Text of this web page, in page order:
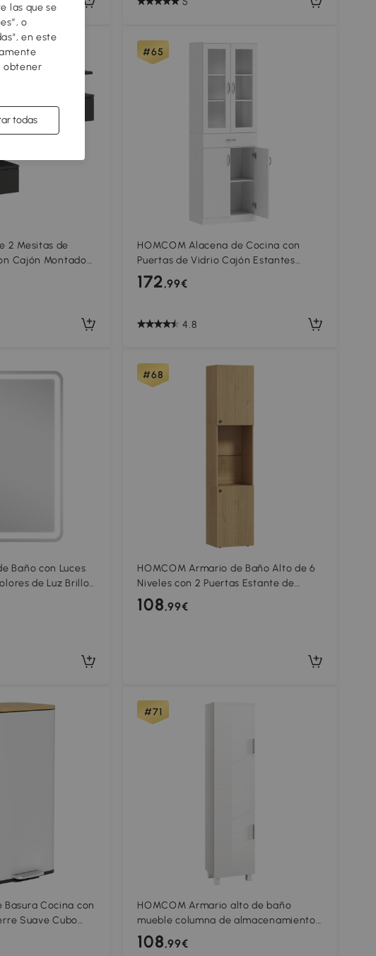
2 Mesitas de
Cajón Montado
cm Negro
#65
HOMCOM Alacena de Cocina con
Puertas de Vidrio Cajón Estantes
Ajustables para Comedor Salón
60x35x180 cm Blanco
172,99€
4.8
Baño con Luces
de Luz Brillo
Función
#68
HOMCOM Armario de Baño Alto de 6
Niveles con 2 Puertas Estante de
Vidrio Templado Estantes Ajustables
40x31x182 cm Roble
108,99€
Basura Cocina con
Suave Cubo
cm
#71
HOMCOM Armario alto de baño
mueble columna de almacenamiento
2 puertas y estantes ajustables 40 x
30 x 167,5 cm blanco
108,99€
las que se
o
en este
obtener
todas